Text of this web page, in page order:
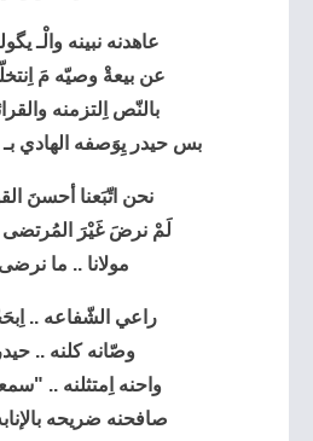
عاهدنه نبينه والْـ
عن بيعةْ وصيّه مَ
بالنّص اِلتزمنه
بس حيدر يِوَصفه الهادي بـ
نحن اتّبَعنا أحسنَ
لَمْ نرضَ غَيْرَ المُرتضى
مولانا .. ما
راعي الشّفاعه ..
وصّانه كلنه ..
واحنه اِمتثلنه ..
صافحنه ضريحه